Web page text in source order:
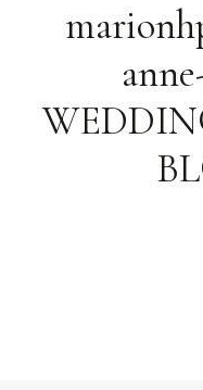
About